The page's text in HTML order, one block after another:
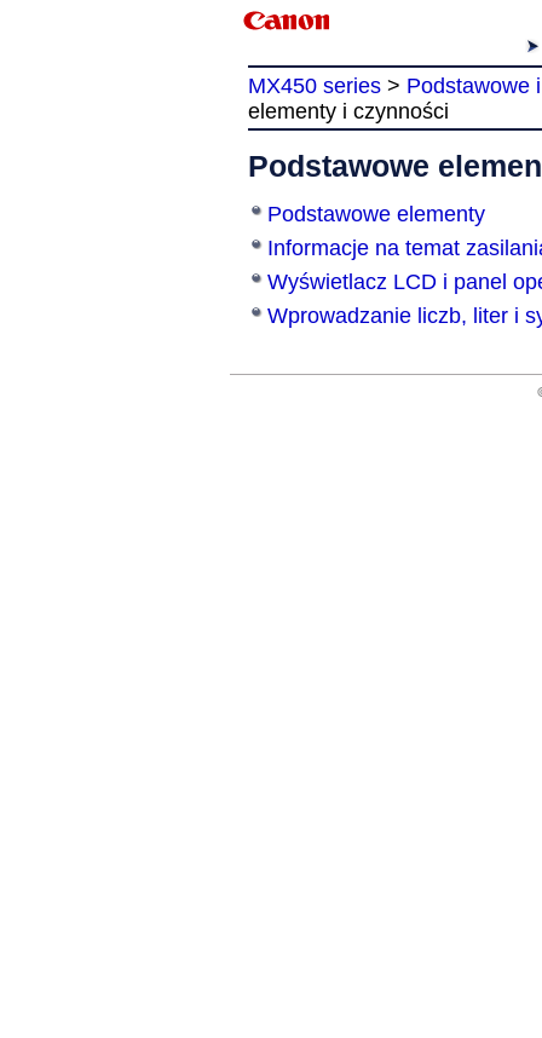
MX450 series > Podstawowe
elementy i czynności
Podstawowe
Podstawowe elementy
Informacje na temat
Wyświetlacz LCD i panel
Wprowadzanie liczb, liter i